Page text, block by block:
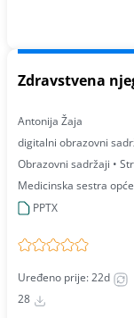
Zdravstvena
Antonija Žaja
digitalni obrazovni
Obrazovni sadržaji •
Medicinska sestra
PPTX
Uređeno prije: 22d
28